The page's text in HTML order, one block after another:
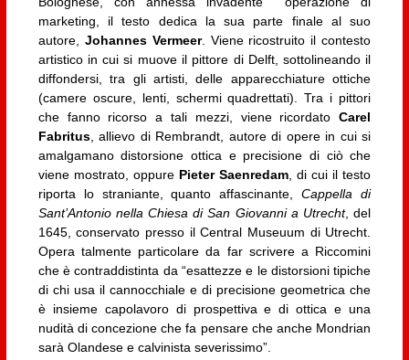
marketing, il testo dedica la sua parte finale al suo
autore, Johannes Vermeer. Viene ricostruito il contesto
artistico in cui si muove il pittore di Delft, sottolineando il
diffondersi, tra gli artisti, delle apparecchiature ottiche
(camere oscure, lenti, schermi quadrettati). Tra i pittori
che fanno ricorso a tali mezzi, viene ricordatoCarel
Fabritus, allievo di Rembrandt, autore di opere in cui si
amalgamano distorsione ottica e precisione di ciò che
viene mostrato, oppure Pieter Saenredam , di cui il testo
riporta lo straniante, quanto affascinante,Cappella di
Sant’Antonio nella Chiesa di San Giovanni a Utrecht, del
1645, conservato presso il Central Museuum di Utrecht.
Opera talmente particolare da far scrivere a Riccomini
che è contraddistinta da “esattezze e le distorsioni tipiche
di chi usa il cannocchiale e di precisione geometrica che
è insieme capolavoro di prospettiva e di ottica e una
nudità di concezione che fa pensare che anche Mondrian
sarà Olandese e calvinista severissimo”.